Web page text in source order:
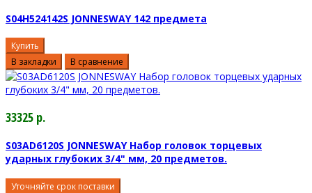
S04H524142S JONNESWAY 142 предмета
Купить
В закладки
В сравнение
33325 р.
S03AD6120S JONNESWAY Набор головок торцевых
ударных глубоких 3/4" мм, 20 предметов.
Уточняйте срок поставки